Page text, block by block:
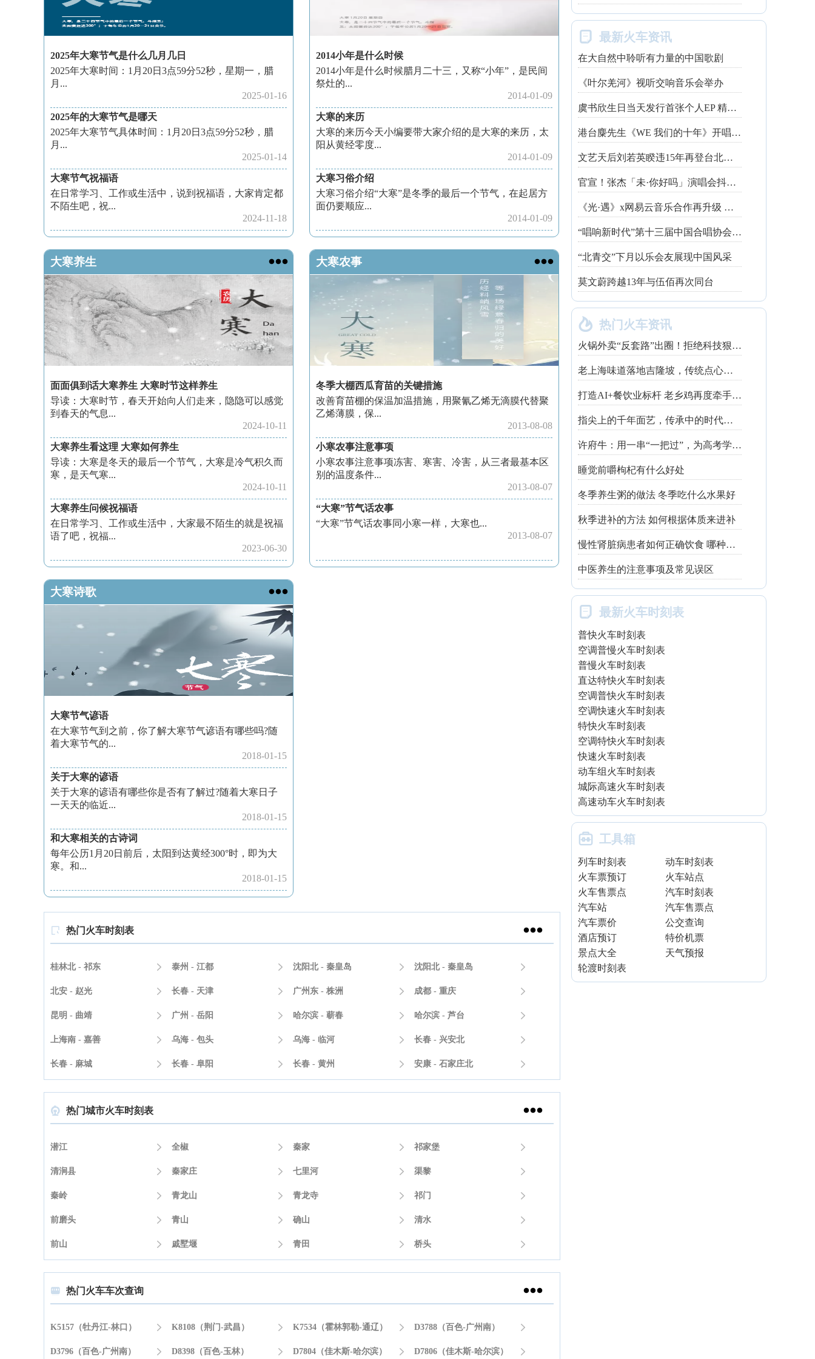
2025年大寒节气是什么几月几日
2025年大寒时间：1月20日3点59分52秒，星期一，腊
月...
2025-01-16
2025年的大寒节气是哪天
2025年大寒节气具体时间：1月20日3点59分52秒，腊
月...
2025-01-14
大寒节气祝福语
在日常学习、工作或生活中，说到祝福语，大家肯定都
不陌生吧，祝...
2024-11-18
2014小年是什么时候
2014小年是什么时候腊月二十三，又称“小年”，是民间
祭灶的...
2014-01-09
大寒的来历
大寒的来历今天小编要带大家介绍的是大寒的来历，太
阳从黄经零度...
2014-01-09
大寒习俗介绍
大寒习俗介绍“大寒”是冬季的最后一个节气，在起居方
面仍要顺应...
2014-01-09
大寒养生 
面面俱到话大寒养生 大寒时节这样养生
导读：大寒时节，春天开始向人们走来，隐隐可以感觉
到春天的气息...
2024-10-11
大寒养生看这理 大寒如何养生
导读：大寒是冬天的最后一个节气，大寒是冷气积久而
寒，是天气寒...
2024-10-11
大寒养生问候祝福语
在日常学习、工作或生活中，大家最不陌生的就是祝福
语了吧，祝福...
2023-06-30
大寒农事 
冬季大棚西瓜育苗的关键措施
改善育苗棚的保温加温措施，用聚氰乙烯无滴膜代替聚
乙烯薄膜，保...
2013-08-08
小寒农事注意事项
小寒农事注意事项冻害、寒害、冷害，从三者最基本区
别的温度条件...
2013-08-07
“大寒”节气话农事
“大寒”节气话农事同小寒一样，大寒也...
2013-08-07
大寒诗歌 
大寒节气谚语
在大寒节气到之前，你了解大寒节气谚语有哪些吗?随
着大寒节气的...
2018-01-15
关于大寒的谚语
关于大寒的谚语有哪些你是否有了解过?随着大寒日子
一天天的临近...
2018-01-15
和大寒相关的古诗词
每年公历1月20日前后，太阳到达黄经300°时，即为大
寒。和...
2018-01-15
 热门火车时刻表 
桂林北 - 祁东  泰州 - 江都  沈阳北 - 秦皇岛  沈阳北 - 秦皇岛 
北安 - 赵光  长春 - 天津  广州东 - 株洲  成都 - 重庆 
昆明 - 曲靖  广州 - 岳阳  哈尔滨 - 蕲春  哈尔滨 - 芦台 
上海南 - 嘉善  乌海 - 包头  乌海 - 临河  长春 - 兴安北 
长春 - 麻城  长春 - 阜阳  长春 - 黄州  安康 - 石家庄北 
 热门城市火车时刻表 
潜江  全椒  秦家  祁家堡 
清涧县  秦家庄  七里河  渠黎 
秦岭  青龙山  青龙寺  祁门 
前磨头  青山  确山  清水 
前山  戚墅堰  青田  桥头 
 热门火车车次查询 
K5157（牡丹江-林口）  K8108（荆门-武昌）  K7534（霍林郭勒-通辽）  D3788（百色-广州南） 
D3796（百色-广州南）  D8398（百色-玉林）  D7804（佳木斯-哈尔滨）  D7806（佳木斯-哈尔滨） 
 最新火车资讯
在大自然中聆听有力量的中国歌剧
《叶尔羌河》视听交响音乐会举办
虞书欣生日当天发行首张个人EP 精心制作诚意满满
港台麋先生《WE 我们的十年》开唱最后倒数 惊喜释出10周年纪念单曲宠粉
文艺天后刘若英睽违15年再登台北跨年 飙金嗓演唱经典招牌歌掀回忆杀
官宣！张杰「未·你好吗」演唱会抖音治愈开唱
《光·遇》x网易云音乐合作再升级 探索跨领域社交新体验
“唱响新时代”第十三届中国合唱协会魅力校园合唱展演开幕
“北青交”下月以乐会友展现中国风采
莫文蔚跨越13年与伍佰再次同台
 热门火车资讯
火锅外卖“反套路”出圈！拒绝科技狠活让同行颤抖
老上海味道落地吉隆坡，传统点心走红不靠噱头
打造AI+餐饮业标杆 老乡鸡再度牵手钉钉
指尖上的千年面艺，传承中的时代匠心——第八届“安琪酵母杯”中华发酵面食大赛武汉赛区开赛
许府牛：用一串“一把过”，为高考学子送上最“牛”祝福
睡觉前嚼枸杞有什么好处
冬季养生粥的做法 冬季吃什么水果好
秋季进补的方法 如何根据体质来进补
慢性肾脏病患者如何正确饮食 哪种吃法有利健康
中医养生的注意事项及常见误区
 最新火车时刻表
普快火车时刻表
空调普慢火车时刻表
普慢火车时刻表
直达特快火车时刻表
空调普快火车时刻表
空调快速火车时刻表
特快火车时刻表
空调特快火车时刻表
快速火车时刻表
动车组火车时刻表
城际高速火车时刻表
高速动车火车时刻表
 工具箱
列车时刻表
动车时刻表
火车票预订
火车站点
火车售票点
汽车时刻表
汽车站
汽车售票点
汽车票价
公交查询
酒店预订
特价机票
景点大全
天气预报
轮渡时刻表